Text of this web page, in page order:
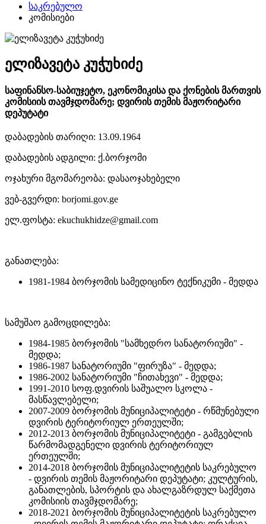
საკრებულო
კომისიები
ელიზავეტა კუჭუხიძე
საფინანსო-საბიუჯეტო, ეკონომიკისა და ქონების მართვის
კომისიის თავმჯდომარე; დვირის თემის მაჟორიტარი
დეპუტატი
დაბადების თარიღი: 13.09.1964
დაბადების ადგილი: ქ.ბორჯომი
ოჯახური მგომარეობა: დასაოჯახებელი
ვებ-გვერდი: borjomi.gov.ge
ელ.ფოსტა: ekuchukhidze@gmail.com
განათლება:
1981-1984 ბორჯომის სამედიცინო ტექნიკუმი - მედდა
სამუშაო გამოცდილება:
1984-1985 ბორჯომის "სამხედრო სანატორიუმი" -
მედდა;
1986-1987 სანატორიუმი "ფირუზა" - მედდა;
1986-2002 სანატორიუმი "ჩითახევი" - მედდა;
1991-2010 სოფ.დვირის საშუალო სკოლა -
მასწავლებელი;
2007-2009 ბორჯომის მუნიციპალიტეტი - რწმუნებული
დვირის ტერიტორიულ ერთეულში;
2012-2013 ბორჯომის მუნიციპალიტეტი - გამგებლის
წარმომადგენელი დვირის ტერიტორიულ
ერთეულში;
2014-2018 ბორჯომის მუნიციპალიტეტის საკრებულო
- დვირის თემის მაჟორიტარი დეპუტატი; კულტურის,
განათლების, სპორტის და ახალგაზრდულ საქმეთა
კომისიის თავმჯდომარე;
2018-2021 ბორჯომის მუნიციპალიტეტის საკრებულო